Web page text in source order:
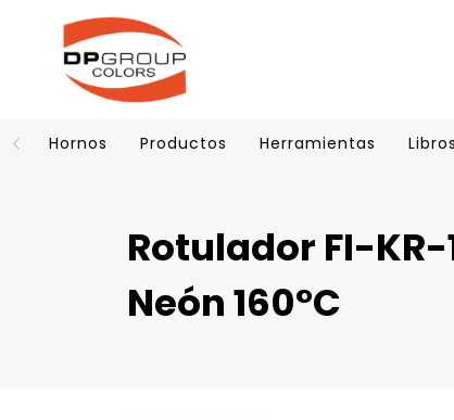
Hornos Productos Herramientas
Rotulador FI-
Neón 160°C